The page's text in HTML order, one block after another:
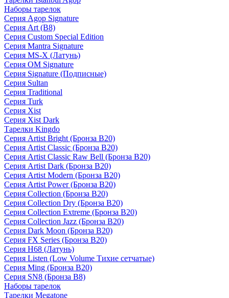
Наборы тарелок
Серия Agop Signature
Серия Art (B8)
Серия Custom Special Edition
Серия Mantra Signature
Серия MS-X (Латунь)
Серия OM Signature
Серия Signature (Подписные)
Серия Sultan
Серия Traditional
Серия Turk
Серия Xist
Серия Xist Dark
Тарелки Kingdo
Серия Artist Bright (Бронза B20)
Серия Artist Classic (Бронза B20)
Серия Artist Classic Raw Bell (Бронза B20)
Серия Artist Dark (Бронза B20)
Серия Artist Modern (Бронза B20)
Серия Artist Power (Бронза B20)
Серия Collection (Бронза B20)
Серия Collection Dry (Бронза B20)
Серия Collection Extreme (Бронза B20)
Серия Collection Jazz (Бронза B20)
Серия Dark Moon (Бронза B20)
Серия FX Series (Бронза B20)
Серия H68 (Латунь)
Серия Listen (Low Volume Тихие сетчатые)
Серия Ming (Бронза B20)
Серия SN8 (Бронза B8)
Наборы тарелок
Тарелки Megatone